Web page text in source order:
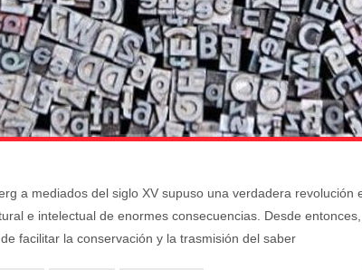
a mediados del siglo XV supuso una verdadera revolución
e intelectual de enormes consecuencias. Desde
facilitar la conservación y la trasmisión del saber